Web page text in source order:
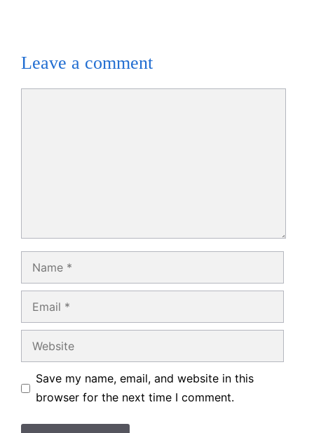
Leave a comment
Name
Email
Website
Save my name, email, and website in this
browser for the next time I comment.